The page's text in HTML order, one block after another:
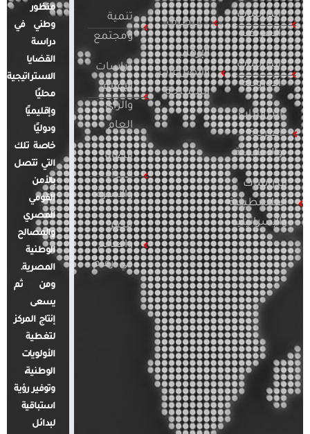
الدراسات
الأمريكية
الدراسات
الأوروبية
الدراسات
العربية
والإقليمية
الدراسات
الفلسطينية
والإسرائيلية
التطرف
الإرهاب
والصراعات
المسلحة
تنمية
ومجتمع
دراسات
الإعلام
والرأي
العام
قضايا
المرأة
والأسرة
مصر
والعالم
في أرقام
منظور
وطني في
دراسة
القضايا
الاستراتيجية
محليًا
وإقليميًا
ودوليًا
خاصة تلك
التي تتصل
بالأمن
القومي
المصري
والمصالح
الوطنية
المصرية.
ومن ثم
يسعى
إنتاج المركز
لتغطية
الأولويات
الوطنية،
وتوفير رؤية
استباقية
لبدائل